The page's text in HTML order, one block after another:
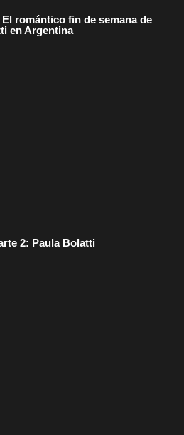
romántico fin de semana de
en Argentina
2: Paula Bolatti